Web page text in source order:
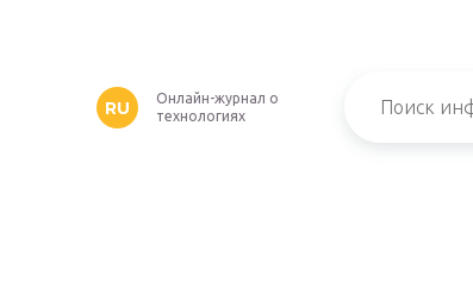
RU
Онлайн-журнал о
технологиях